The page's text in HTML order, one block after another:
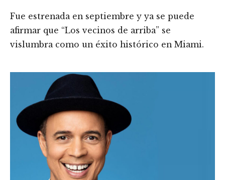
Fue estrenada en septiembre y ya se puede
afirmar que “Los vecinos de arriba” se
vislumbra como un éxito histórico en Miami.